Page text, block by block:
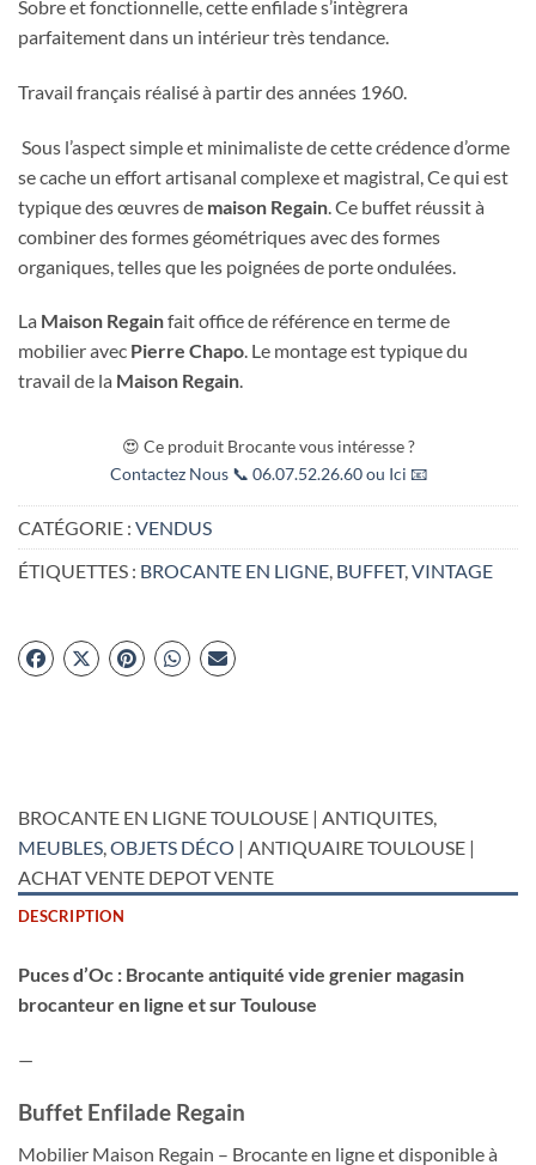
Sobre et fonctionnelle, cette enfilade s’intègrera
parfaitement dans un intérieur très tendance.
Travail français réalisé à partir des années 1960.
Sous l’aspect simple et minimaliste de cette crédence d’orme
se cache un effort artisanal complexe et magistral, Ce qui est
typique des œuvres de maison Regain . Ce buffet réussit à
combiner des formes géométriques avec des formes
organiques, telles que les poignées de porte ondulées.
La Maison Regainfait office de référence en terme de
mobilier avec Pierre Chapo. Le montage est typique du
travail de la Maison Regain.
😍 Ce produit Brocante vous intéresse ?
Contactez Nous 📞 06.07.52.26.60 ou Ici 📧
CATÉGORIE : VENDUS
ÉTIQUETTES : BROCANTE EN LIGNE, BUFFET,VINTAGE
BROCANTE EN LIGNE TOULOUSE | ANTIQUITES,
MEUBLES,OBJETS DÉCO | ANTIQUAIRE TOULOUSE |
ACHAT VENTE DEPOT VENTE
DESCRIPTION
Puces d’Oc : Brocante antiquité vide grenier magasin
brocanteur en ligne et sur Toulouse
—
Buffet Enfilade Regain
Mobilier Maison Regain – Brocante en ligne et disponible à